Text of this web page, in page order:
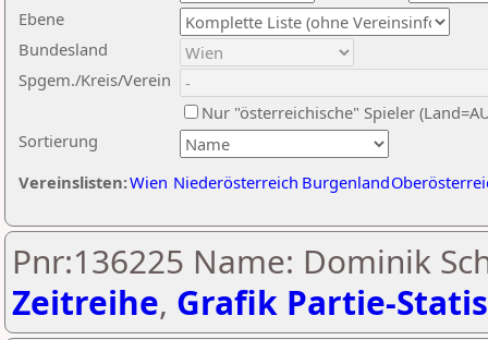
Ebene
Sortierung
Bundesland
Spgem./Kreis/Verein
Nur "österreichische" Spieler
Vereinslisten:Wien Niederösterreich Burgenland
Pnr:136225 Name: Dominik
Zeitreihe, Grafik Partie-